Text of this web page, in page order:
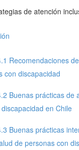
de atención
Recomendaciones
con discapacidad
Buenas prácticas de
en Chile
Buenas prácticas
de personas con